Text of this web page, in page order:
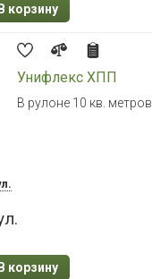
В корзину
Унифлекс ХПП
В рулоне 10 кв. метров
В корзину